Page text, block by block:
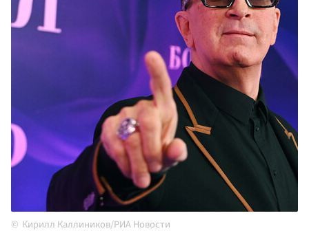
Кирилл Каллиников/РИА Новости